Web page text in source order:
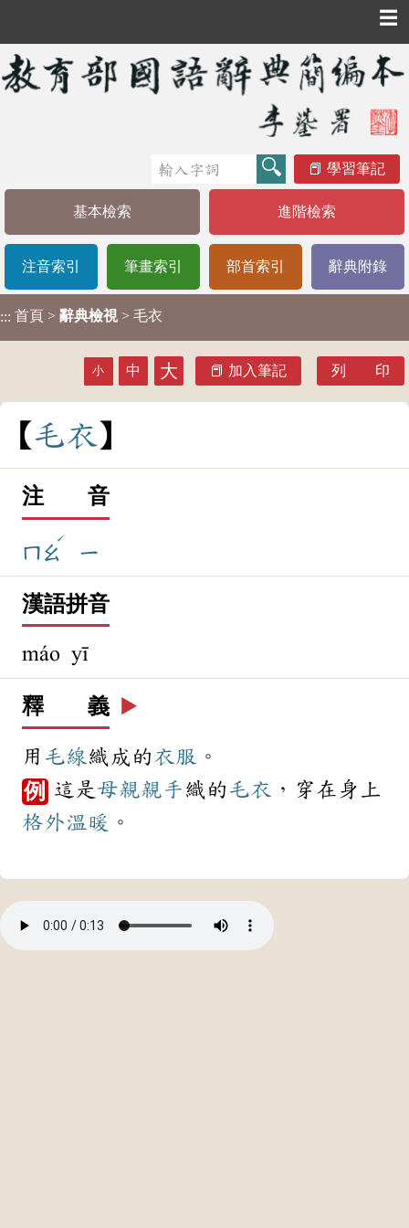
☰
學習筆記
基本檢索 進階檢索
注音索引 筆畫索引 部首索引 辭典附錄
::: 首頁 > 辭典檢視 > 毛衣
小 中 大 加入筆記 列 印
毛衣
注 音
ㄇㄠ
ˊ
ㄧ
漢語拼音
máo yī
釋 義 ▶️
用 毛線織成的衣服 。
例 這是 母親親手 織的 毛衣 ，穿在身上
格外溫暖 。